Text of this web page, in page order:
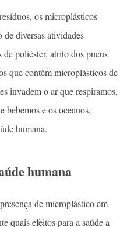
os microplásticos
diversas atividades
poliéster, atrito dos pneus
que contêm microplásticos de
invadem o ar que respiramos,
bebemos e os oceanos,
humana.
humana
de microplástico em
quais efeitos para a saúde a